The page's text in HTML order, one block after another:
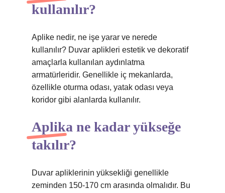
kullanılır?
Aplike nedir, ne işe yarar ve nerede
kullanılır? Duvar aplikleri estetik ve dekoratif
amaçlarla kullanılan aydınlatma
armatürleridir. Genellikle iç mekanlarda,
özellikle oturma odası, yatak odası veya
koridor gibi alanlarda kullanılır.
Aplika ne kadar yükseğe
takılır?
Duvar apliklerinin yüksekliği genellikle
zeminden 150-170 cm arasında olmalıdır. Bu